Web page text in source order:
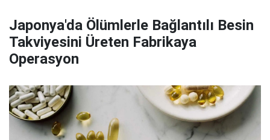
Japonya'da Ölümlerle Bağlantılı Besin
Takviyesini Üreten Fabrikaya
Operasyon